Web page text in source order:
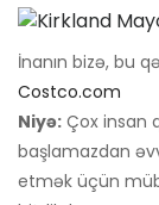
İnanın bizə, bu
Costco.com
Niyə: Çox insan
başlamazdan
etmək üçün